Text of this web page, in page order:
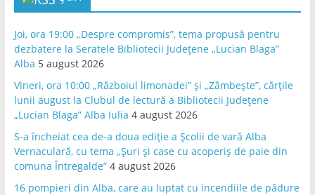
Joi, ora 19:00 „Despre compromis”, tema propusă pentru
dezbatere la Seratele Bibliotecii Județene „Lucian Blaga”
Alba 5 august 2026
Vineri, ora 10:00 „Războiul limonadei” și „Zâmbește”, cărțile
lunii august la Clubul de lectură a Bibliotecii Județene
„Lucian Blaga” Alba Iulia 4 august 2026
S-a încheiat cea de-a doua ediție a Școlii de vară Alba
Vernaculară, cu tema „Șuri și case cu acoperiș de paie din
comuna Întregalde” 4 august 2026
16 pompieri din Alba, care au luptat cu incendiile de pădure